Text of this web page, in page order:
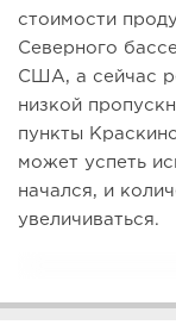
стоимости
Северного
США, а сейчас
низкой
пункты
может успеть
начался, и
увеличиваться.